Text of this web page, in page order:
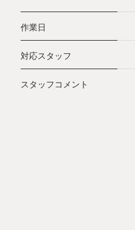
作業日
対応スタッフ
スタッフコメント